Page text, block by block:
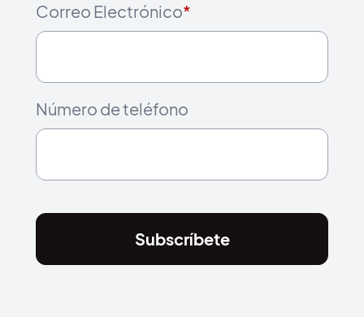
Correo Electrónico*
Número de teléfono
Subscríbete